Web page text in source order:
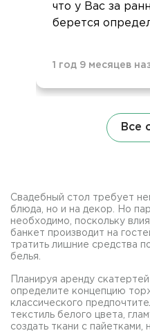
что у Вас за
берется
1 год 9 месяцев
Все
Свадебный стол требует
блюда, но и на декор. Но
необходимо, поскольку
банкет производит на
тратить лишние средства
белья.
Планируя аренду
определите концепцию
классического
текстиль белого цвета,
создать ткани с